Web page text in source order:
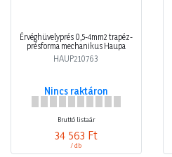
Érvéghüvelyprés 0,5-4mm2 trapéz-
présforma mechanikus Haupa
HAUP210763
Nincs raktáron
Bruttó listaár
34 563 Ft
/ db